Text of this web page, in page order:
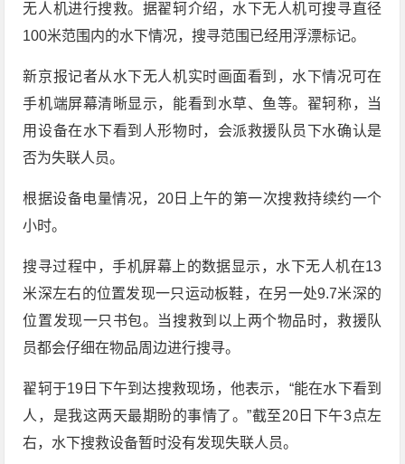
无人机进行搜救。据翟轲介绍，水下无人机可搜寻直径
100米范围内的水下情况，搜寻范围已经用浮漂标记。
新京报记者从水下无人机实时画面看到，水下情况可在
手机端屏幕清晰显示，能看到水草、鱼等。翟轲称，当
用设备在水下看到人形物时，会派救援队员下水确认是
否为失联人员。
根据设备电量情况，20日上午的第一次搜救持续约一个
小时。
搜寻过程中，手机屏幕上的数据显示，水下无人机在13
米深左右的位置发现一只运动板鞋，在另一处9.7米深的
位置发现一只书包。当搜救到以上两个物品时，救援队
员都会仔细在物品周边进行搜寻。
翟轲于19日下午到达搜救现场，他表示，“能在水下看到
人，是我这两天最期盼的事情了。”截至20日下午3点左
右，水下搜救设备暂时没有发现失联人员。